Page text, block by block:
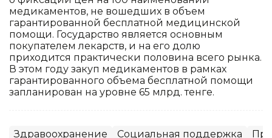
медикаментов, не вошедших в объем
гарантированной бесплатной медицинской
помощи. Государство является основным
покупателем лекарств, и на его долю
приходится практически половина всего рынка.
В этом году закуп медикаментов в рамках
гарантированного объема бесплатной помощи
запланирован на уровне 65 млрд. тенге.
Здравоохранение Социальная поддержка